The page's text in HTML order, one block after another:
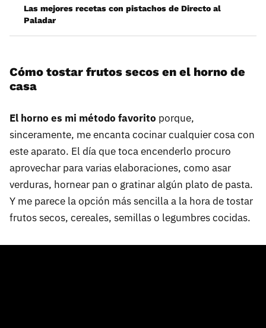
Las mejores recetas con pistachos de Directo al
Paladar
Cómo tostar frutos secos en el horno de
casa
El horno es mi método favorito porque,
sinceramente, me encanta cocinar cualquier cosa con
este aparato. El día que toca encenderlo procuro
aprovechar para varias elaboraciones, como asar
verduras, hornear pan o gratinar algún plato de pasta.
Y me parece la opción más sencilla a la hora de tostar
frutos secos, cereales, semillas o legumbres cocidas.